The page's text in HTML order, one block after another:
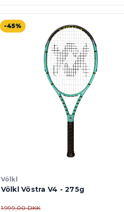
-45%
Völkl
Völkl Vöstra V4 - 275g
1.999,00 DKK